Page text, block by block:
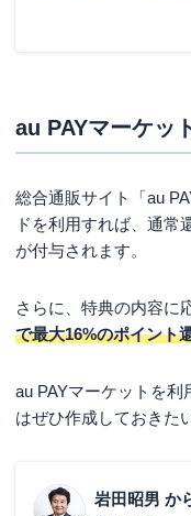
au PAYマーケッ
総合通販サイト「au
ドを利用すれば、通常
が付与されます。
さらに、特典の内容に
で最大16%のポイント
au PAYマーケットを利
はぜひ作成しておきた
岩田昭男 か